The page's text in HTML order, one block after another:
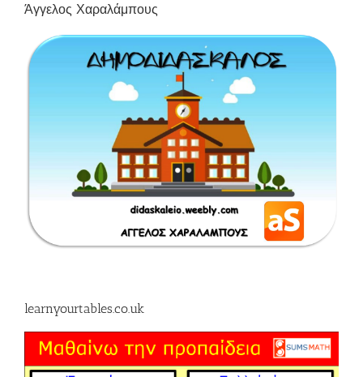
Άγγελος Χαραλάμπους
learnyourtables.co.uk